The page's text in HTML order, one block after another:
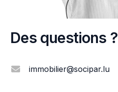
Des questions ?
immobilier@socipar.lu